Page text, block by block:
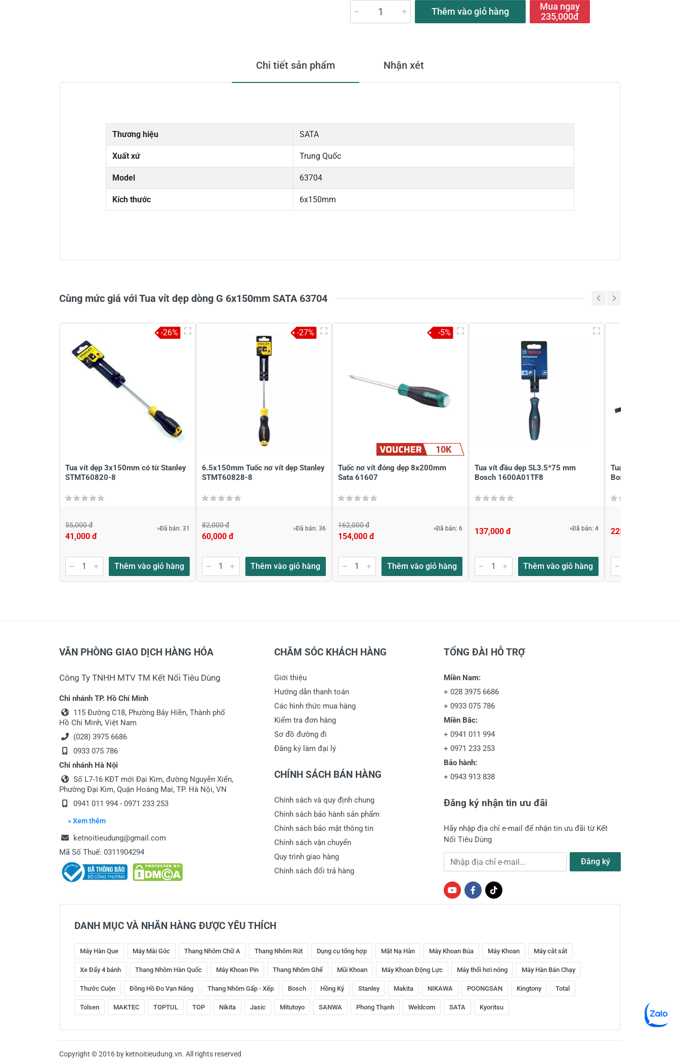
Thêm vào giỏ hàng
Mua ngay
235,000đ
Chi tiết sản phẩm Nhận xét
Thương hiệu SATA
Xuất xứ Trung Quốc
Model 63704
Kích thước 6x150mm
Viết nhận xét về sản phẩm
Đánh giá sao
Viết nhận xét của bạn vào bên dưới
Cùng mức giá với Tua vít dẹp dòng G 6x150mm SATA 63704
Tua vít dẹp 3x150mm có từ Stanley
STMT60820-8
55,000 đ
41,000 đ
Đã bán: 31
Thêm vào giỏ hàng
-26%
6.5x150mm Tuốc nơ vít dẹp Stanley
STMT60828-8
82,000 đ
60,000 đ
Đã bán: 36
Thêm vào giỏ hàng
-27%
10K
Tuốc nơ vít đóng dẹp 8x200mm
Sata 61607
162,000 đ
154,000 đ
Đã bán: 6
Thêm vào giỏ hàng
-5%
Tua vít đầu dẹp SL3.5*75 mm
Bosch 1600A01TF8
137,000 đ Đã bán: 4
Thêm vào giỏ hàng
Tua vít đóng đầu
Bosch 1600A01TG1
225,000 đ
VĂN PHÒNG GIAO DỊCH HÀNG HÓA
Công Ty TNHH MTV TM Kết Nối Tiêu Dùng
Chi nhánh TP. Hồ Chí Minh
115 Đường C18, Phường Bảy Hiền, Thành phố
Hồ Chí Minh, Việt Nam
(028) 3975 6686
0933 075 786
Chi nhánh Hà Nội
Số L7-16 KĐT mới Đại Kim, đường Nguyễn Xiển,
Phường Đại Kim, Quận Hoàng Mai, TP. Hà Nội, VN
0941 011 994 - 0971 233 253
» Xem thêm
ketnoitieudung@gmail.com
Mã Số Thuế: 0311904294
CHĂM SÓC KHÁCH HÀNG
Giới thiệu
Hướng dẫn thanh toán
Các hình thức mua hàng
Kiểm tra đơn hàng
Sơ đồ đường đi
Đăng ký làm đại lý
CHÍNH SÁCH BÁN HÀNG
Chính sách và quy định chung
Chính sách bảo hành sản phẩm
Chính sách bảo mật thông tin
Chính sách vận chuyển
Quy trình giao hàng
Chính sách đổi trả hàng
TỔNG ĐÀI HỖ TRỢ
Miền Nam:
+ 028 3975 6686
+ 0933 075 786
Miền Bắc:
+ 0941 011 994
+ 0971 233 253
Bảo hành:
+ 0943 913 838
Đăng ký nhận tin ưu đãi
Hãy nhập địa chỉ e-mail để nhận tin ưu đãi từ Kết
Nối Tiêu Dùng
Địa chỉ e-mail Đăng ký
DANH MỤC VÀ NHÃN HÀNG ĐƯỢC YÊU THÍCH
Máy Hàn Que Máy Mài Góc Thang Nhôm Chữ A Thang Nhôm Rút Dụng cụ tổng hợp Mặt Nạ Hàn Máy Khoan Búa Máy Khoan Máy cắt sắt
Xe Đẩy 4 bánh Thang Nhôm Hàn Quốc Máy Khoan Pin Thang Nhôm Ghế Mũi Khoan Máy Khoan Động Lực Máy thổi hơi nóng Máy Hàn Bán Chạy
Thước Cuộn Đồng Hồ Đo Vạn Năng Thang Nhôm Gấp - Xếp Bosch Hồng Ký Stanley Makita NIKAWA POONGSAN Kingtony Total
Tolsen MAKTEC TOPTUL TOP Nikita Jasic Mitutoyo SANWA Phong Thạnh Weldcom SATA Kyoritsu
Copyright © 2016 by ketnoitieudung.vn. All rights reserved